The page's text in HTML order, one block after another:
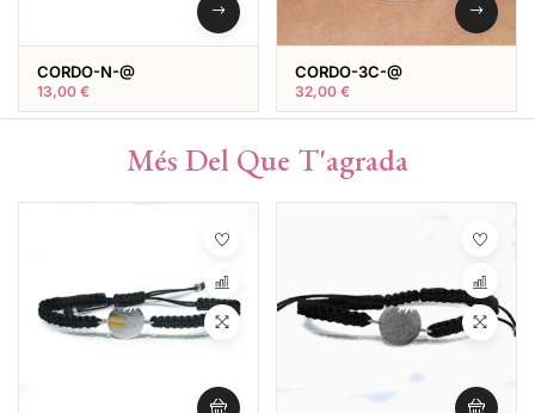
CORDO-N-@
13,00 €
CORDO-3C-@
32,00 €
Més Del Que T'agrada